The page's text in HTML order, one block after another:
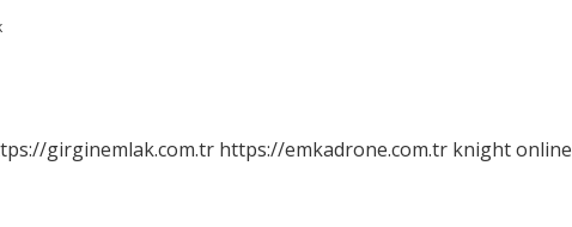
girginemlak.com.tr https://emkadrone.com.tr knight online